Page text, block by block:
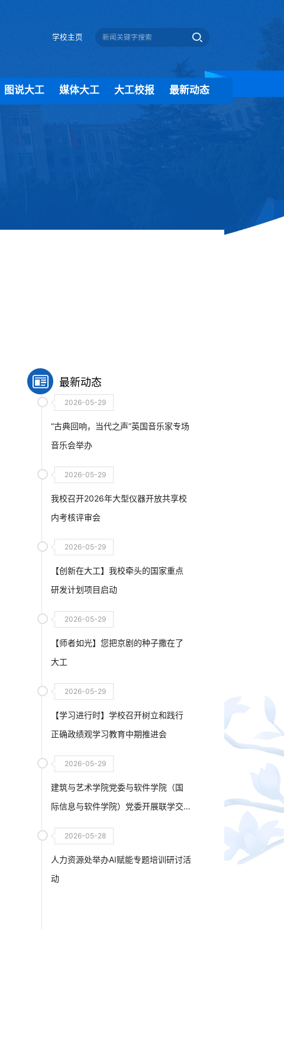
学校主页
图说大工 媒体大工 大工校报 最新动态
最新动态
2026-05-29
“古典回响，当代之声”英国音乐家专场
音乐会举办
2026-05-29
我校召开2026年大型仪器开放共享校
内考核评审会
2026-05-29
【创新在大工】我校牵头的国家重点
研发计划项目启动
2026-05-29
【师者如光】您把京剧的种子撒在了
大工
2026-05-29
【学习进行时】学校召开树立和践行
正确政绩观学习教育中期推进会
2026-05-29
建筑与艺术学院党委与软件学院（国
际信息与软件学院）党委开展联学交
2026-05-28
人力资源处举办AI赋能专题培训研讨活
动